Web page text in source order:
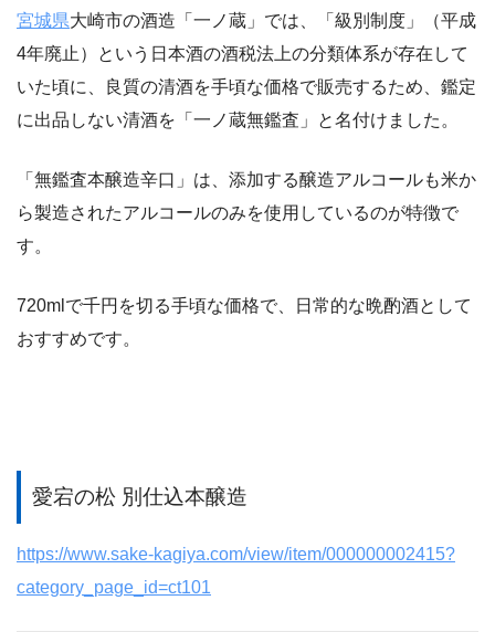
宮城県大崎市の酒造「一ノ蔵」では、「級別制度」（平成
4年廃止）という日本酒の酒税法上の分類体系が存在して
いた頃に、良質の清酒を手頃な価格で販売するため、鑑定
に出品しない清酒を「一ノ蔵無鑑査」と名付けました。
「無鑑査本醸造辛口」は、添加する醸造アルコールも米か
ら製造されたアルコールのみを使用しているのが特徴で
す。
720mlで千円を切る手頃な価格で、日常的な晩酌酒として
おすすめです。
愛宕の松 別仕込本醸造
https://www.sake-kagiya.com/view/item/000000002415?
category_page_id=ct101